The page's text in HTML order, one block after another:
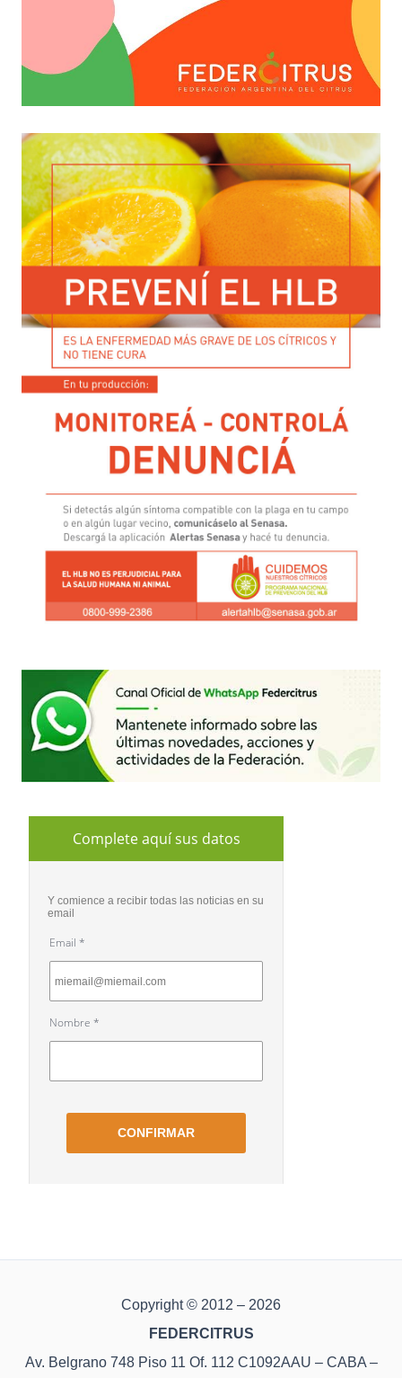
Copyright © 2012 – 2026
FEDERCITRUS
Av. Belgrano 748 Piso 11 Of. 112 C1092AAU – CABA –